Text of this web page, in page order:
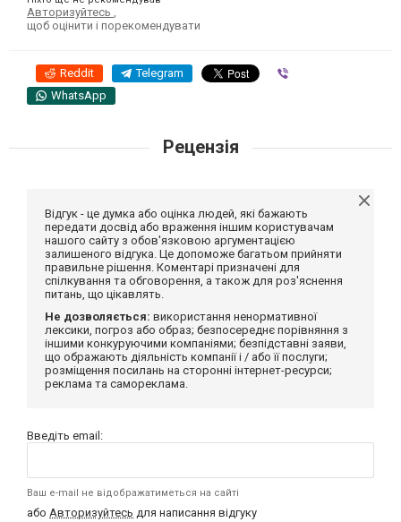
Авторизуйтесь
щоб оцінити і порекомендувати
Reddit Telegram
WhatsApp
Рецензія
Відгук - це думка або оцінка людей, які бажають
передати досвід або враження іншим користувачам
нашого сайту з обов'язковою аргументацією
залишеного відгука. Це допоможе багатьом прийняти
правильне рішення. Коментарі призначені для
спілкування та обговорення, а також для роз'яснення
питань, що цікавлять.
Не дозволяється: використання ненормативної
лексики, погроз або образ; безпосереднє порівняння з
іншими конкуруючими компаніями; безпідставні заяви,
що ображають діяльність компанії і / або її послуги;
розміщення посилань на сторонні інтернет-ресурси;
реклама та самореклама.
Введіть email:
Ваш e-mail не відображатиметься на сайті
або Авторизуйтесь для написання відгуку